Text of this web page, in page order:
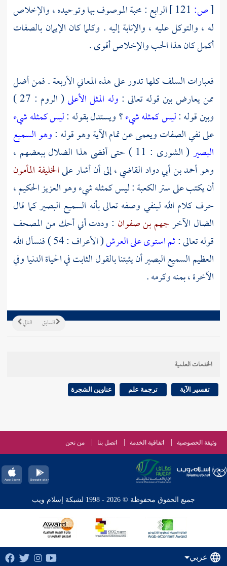
[ص:
الرابع : محبة الموصوف بها وتوحيده ، والإخلاص
له ، والتوكل عليه ، والإنابة إليه . وكلما كان الإيمان بالصفات
أكمل كان هذا الحب والإخلاص أقوى .
فعبارات السلف كلها تدور على هذه المعاني الأربعة . فمن أضل
ممن يعارض بين قوله تعالى : وله المثل الأعلى
( الروم : 27 )
وبين قوله :ليس كمثله شيء؟ ويستدل بقوله :ليس كمثله شيء
على نفي الصفات ويعمى عن تمام الآية وهو قوله :وهو السميع
البصير
( الشورى : 11 ) حتى أفضى هذا الضلال ببعضهم ،
وهوأحمد بن أبي دواد القاضي، إلى أن أشار علىالخليفة المأمون
أن يكتب على ستر الكعبة : ليس كمثله شيء وهو العزيز الحكيم ،
حرف كلام الله لينفي وصفه تعالى بأنه السميع البصير كما قال
الضال الآخرجهم بن صفوان : وددت أني أحك من المصحف
قوله تعالى :ثم استوى على العرش
( الأعراف : 54 ) فنسأل الله
العظيم السميع البصير أن يثبتنا بالقول الثابت في الحياة الدنيا وفي
الآخرة ، بمنه وكرمه .
التالي السابق
الخدمات العلمية
تفسير الآية ترجمة علم عناوين الشجرة
وثيقة الخصوصية اتفاقية الخدمة اتصل بنا من نحن
جميع الحقوق محفوظة © 2026 - 1998 لشبكة إسلام ويب
عربي